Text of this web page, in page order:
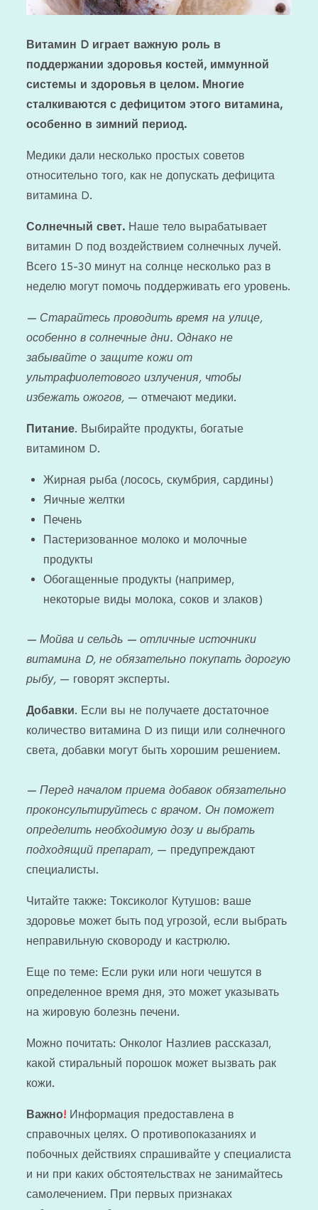
Витамин D играет важную роль в
поддержании здоровья костей, иммунной
системы и здоровья в целом. Многие
сталкиваются с дефицитом этого витамина,
особенно в зимний период.
Медики дали несколько простых советов
относительно того, как не допускать дефицита
витамина D.
Солнечный свет. Наше тело вырабатывает
витамин D под воздействием солнечных лучей.
Всего 15-30 минут на солнце несколько раз в
неделю могут помочь поддерживать его уровень.
— Старайтесь проводить время на улице,
особенно в солнечные дни. Однако не
забывайте о защите кожи от
ультрафиолетового излучения, чтобы
избежать ожогов, — отмечают медики.
Питание. Выбирайте продукты, богатые
витамином D.
Жирная рыба (лосось, скумбрия, сардины)
Яичные желтки
Печень
Пастеризованное молоко и молочные
продукты
Обогащенные продукты (например,
некоторые виды молока, соков и злаков)
— Мойва и сельдь — отличные источники
витамина D, не обязательно покупать дорогую
рыбу, — говорят эксперты.
Добавки. Если вы не получаете достаточное
количество витамина D из пищи или солнечного
света, добавки могут быть хорошим решением.
— Перед началом приема добавок обязательно
проконсультируйтесь с врачом. Он поможет
определить необходимую дозу и выбрать
подходящий препарат, — предупреждают
специалисты.
Читайте также: Токсиколог Кутушов: ваше
здоровье может быть под угрозой, если выбрать
неправильную сковороду и кастрюлю.
Еще по теме: Если руки или ноги чешутся в
определенное время дня, это может указывать
на жировую болезнь печени.
Можно почитать: Онколог Назлиев рассказал,
какой стиральный порошок может вызвать рак
кожи.
Важно! Информация предоставлена в
справочных целях. О противопоказаниях и
побочных действиях спрашивайте у специалиста
и ни при каких обстоятельствах не занимайтесь
самолечением. При первых признаках